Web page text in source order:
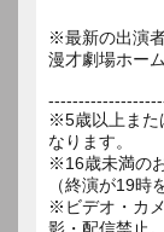
※最新の出演
漫才劇場ホー
※5歳以上また
なります。
※16歳未満の
（終演が19時
※ビデオ・カ